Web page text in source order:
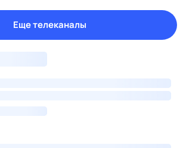
Еще телеканалы